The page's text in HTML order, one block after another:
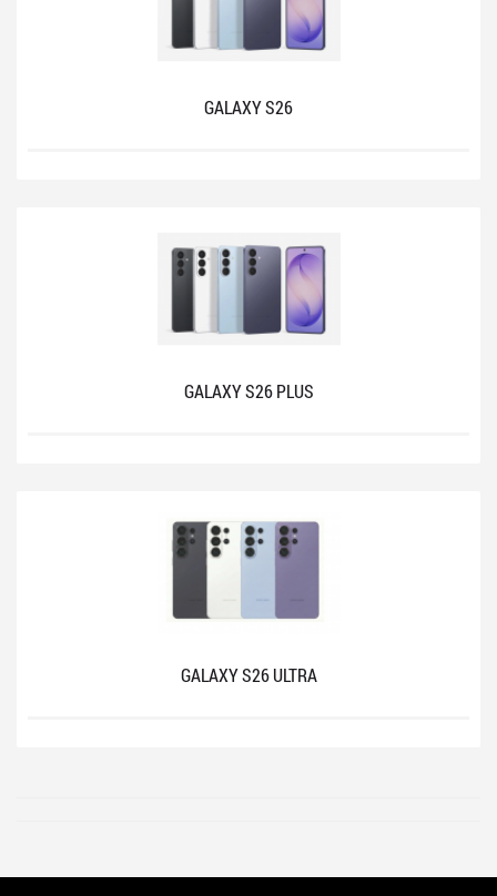
GALAXY S26
GALAXY S26 PLUS
GALAXY S26 ULTRA